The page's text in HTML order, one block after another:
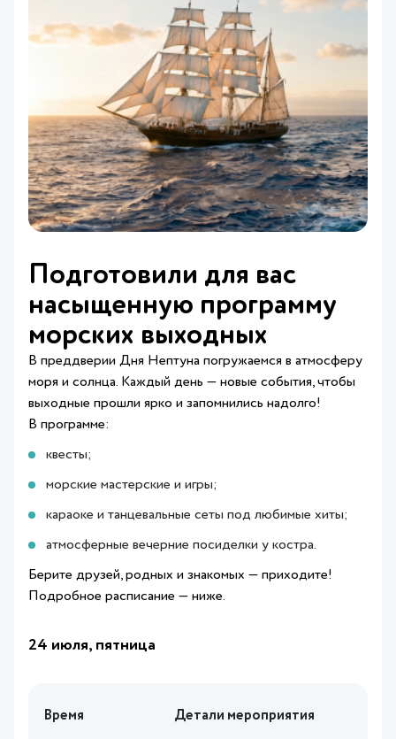
Подготовили для вас
насыщенную программу
морских выходных
В преддверии Дня Нептуна погружаемся в атмосферу
моря и солнца. Каждый день — новые события, чтобы
выходные прошли ярко и запомнились надолго!
В программе:
квесты;
морские мастерские и игры;
караоке и танцевальные сеты под любимые хиты;
атмосферные вечерние посиделки у костра.
Берите друзей, родных и знакомых — приходите!
Подробное расписание — ниже.
24 июля, пятница
Время Детали мероприятия